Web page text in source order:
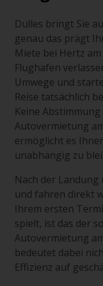
Dulles bringt Sie
genau das prägt
Miete bei Hertz
Flughafen
Umwege und
Reise tatsächlich
Keine
Autovermietung
ermöglicht es
unabhängig zu
Nach der
und fahren direkt
Ihrem ersten
spielt, ist das der
Autovermietung
bedeutet dabei
Effizienz auf